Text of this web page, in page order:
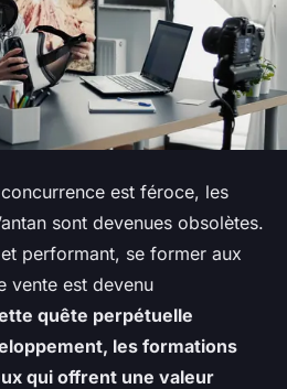
est féroce, les
sont devenues obsolètes.
performant, se former aux
vente est devenu
quête perpétuelle
les formations
qui offrent une valeur